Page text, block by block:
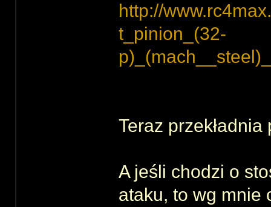
http://
t_pinion_(32-
Teraz
A jeśli chodzi o
ataku, to wg mnie